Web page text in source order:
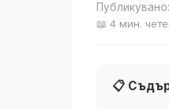
📖 4 мин.
📋